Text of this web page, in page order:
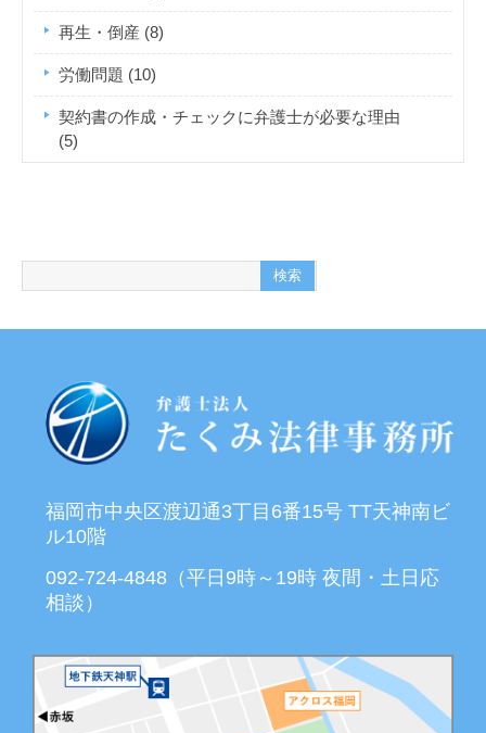
再生・倒産 (8)
労働問題 (10)
契約書の作成・チェックに弁護士が必要な理由
(5)
福岡市中央区渡辺通3丁目6番15号 TT天神南ビ
ル10階
092-724-4848（平日9時～19時 夜間・土日応
相談）